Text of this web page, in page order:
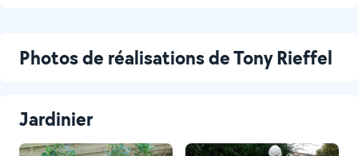
Photos de réalisations de Tony Rieffel
Jardinier